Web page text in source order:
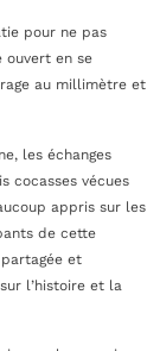
pour ne pas
ouvert en se
au millimètre et
les échanges
cocasses vécues
appris sur les
de cette
et
l’histoire et la